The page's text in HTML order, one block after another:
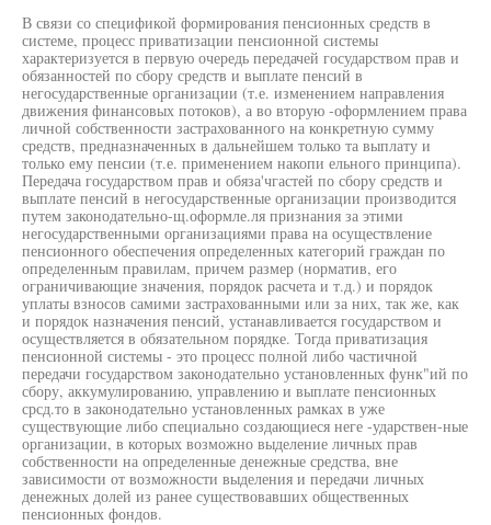
В связи со спецификой формирования пенсионных средств в
системе, процесс приватизации пенсионной системы
характеризуется в первую очередь передачей государством прав и
обязанностей по сбору средств и выплате пенсий в
негосударственные организации (т.е. изменением направления
движения финансовых потоков), а во вторую -оформлением права
личной собственности застрахованного на конкретную сумму
средств, предназначенных в дальнейшем только та выплату и
только ему пенсии (т.е. применением накопи ельного принципа).
Передача государством прав и обяза'чгастей по сбору средств и
выплате пенсий в негосударственные организации производится
путем законодательно-щ.оформле.ля признания за этими
негосударственными организациями права на осуществление
пенсионного обеспечения определенных категорий граждан по
определенным правилам, причем размер (норматив, его
ограничивающие значения, порядок расчета и т.д.) и порядок
уплаты взносов самими застрахованными или за них, так же, как
и порядок назначения пенсий, устанавливается государством и
осуществляется в обязательном порядке. Тогда приватизация
пенсионной системы - это процесс полной либо частичной
передачи государством законодательно установленных функ"ий по
сбору, аккумулированию, управлению и выплате пенсионных
срсд.то в законодательно установленных рамках в уже
существующие либо специально создающиеся неге -ударствен-ные
организации, в которых возможно выделение личных прав
собственности на определенные денежные средства, вне
зависимости от возможности выделения и передачи личных
денежных долей из ранее существовавших общественных
пенсионных фондов.